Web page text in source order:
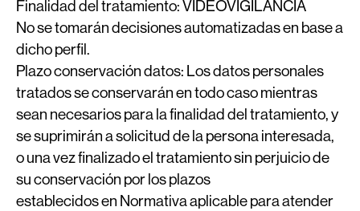
Finalidad del tratamiento:VIDEOVIGILANCIA
No se tomarán decisiones automatizadas en base a
dicho perfil.
Plazo conservación datos: Los datos personales
tratados se conservarán en todo caso mientras
sean necesarios para la finalidad del tratamiento, y
se suprimirán a solicitud de la persona interesada,
o una vez finalizado el tratamiento sin perjuicio de
su conservación por los plazos
establecidos en Normativa aplicable para atender